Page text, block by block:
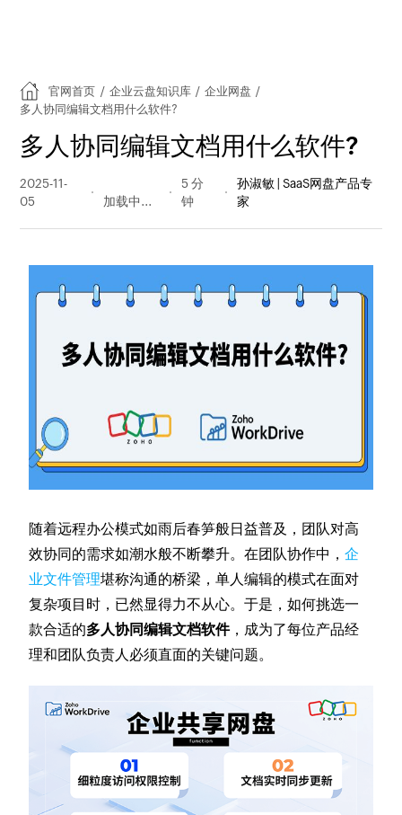
官网首页 / 企业云盘知识库 / 企业网盘 /
多人协同编辑文档用什么软件?
多人协同编辑文档用什么软件?
2025-11-
05
量
5 分
钟
孙淑敏 | SaaS网盘产品专
家
随着远程办公模式如雨后春笋般日益普及，团队对高
效协同的需求如潮水般不断攀升。在团队协作中，企
业文件管理堪称沟通的桥梁，单人编辑的模式在面对
复杂项目时，已然显得力不从心。于是，如何挑选一
款合适的多人协同编辑文档软件，成为了每位产品经
理和团队负责人必须直面的关键问题。